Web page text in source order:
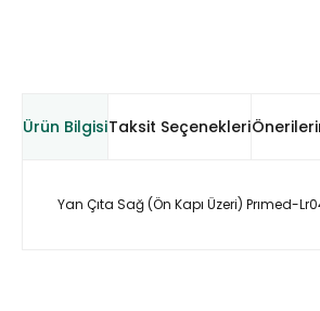
Ürün BilgisiTaksit Seçenekleri
Yan Çıta Sağ (Ön Kapı Üzeri) Prımed-